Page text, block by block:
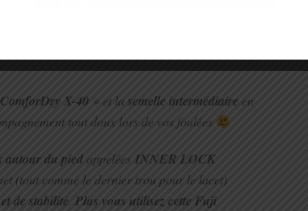
on pense de suite à « GEL » et vous
ComforDry X-40 » et la semelle intermédiaire en
tout doux lors de vos foulées
autour du piedappelées INNER LOCK
(tout comme le dernier trou pour le lacet)
de stabilité Plus vous utilisez cette Fuji